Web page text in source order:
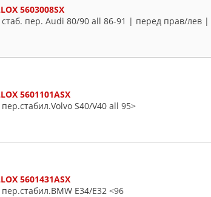
5603008SX
стаб. пер. Audi 80/90 all 86-91 | перед прав/лев |
5601101ASX
пер.стабил.Volvo S40/V40 all 95>
5601431ASX
пер.стабил.BMW E34/E32 <96